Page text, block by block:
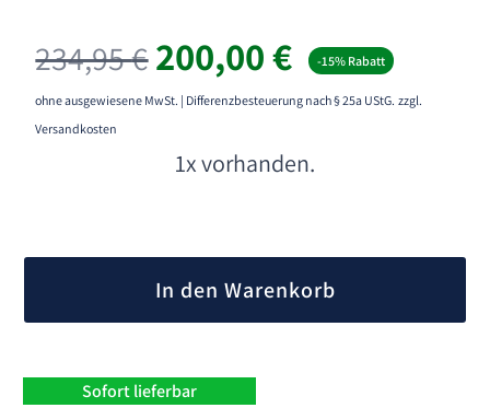
234,95€Ursprünglicher
Preis
war:
200,00€Aktueller
Preis
ist:
-15% Rabatt
ohne ausgewiesene MwSt. | Differenzbesteuerung nach § 25a UStG. zzgl.
Versandkosten
1x vorhanden.
In den Warenkorb
Sofort lieferbar